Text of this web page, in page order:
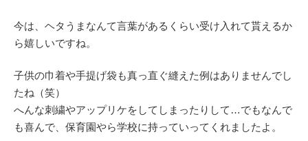
今は、ヘタうまなんて言葉があるくらい受け入れて貰えるか
ら嬉しいですね。
子供の巾着や手提げ袋も真っ直ぐ縫えた例はありませんでし
たね（笑）
へんな刺繍やアップリケをしてしまったりして…でもなんで
も喜んで、保育園やら学校に持っていってくれましたよ。